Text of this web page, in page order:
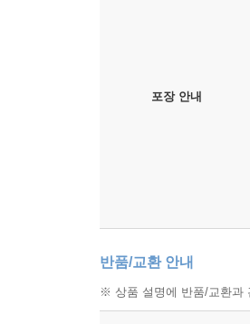
포장 안내
반품/교환 안내
※ 상품 설명에 반품/교환과